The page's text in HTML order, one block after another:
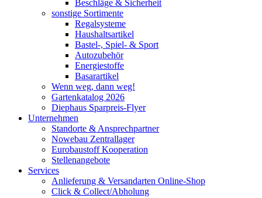
Beschläge & Sicherheit
sonstige Sortimente
Regalsysteme
Haushaltsartikel
Bastel-, Spiel- & Sport
Autozubehör
Energiestoffe
Basarartikel
Wenn weg, dann weg!
Gartenkatalog 2026
Diephaus Sparpreis-Flyer
Unternehmen
Standorte & Ansprechpartner
Nowebau Zentrallager
Eurobaustoff Kooperation
Stellenangebote
Services
Anlieferung & Versandarten Online-Shop
Click & Collect/Abholung